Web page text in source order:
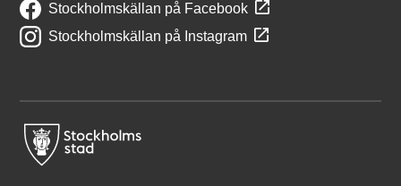
Stockholmskällan på Facebook
Stockholmskällan på Instagram